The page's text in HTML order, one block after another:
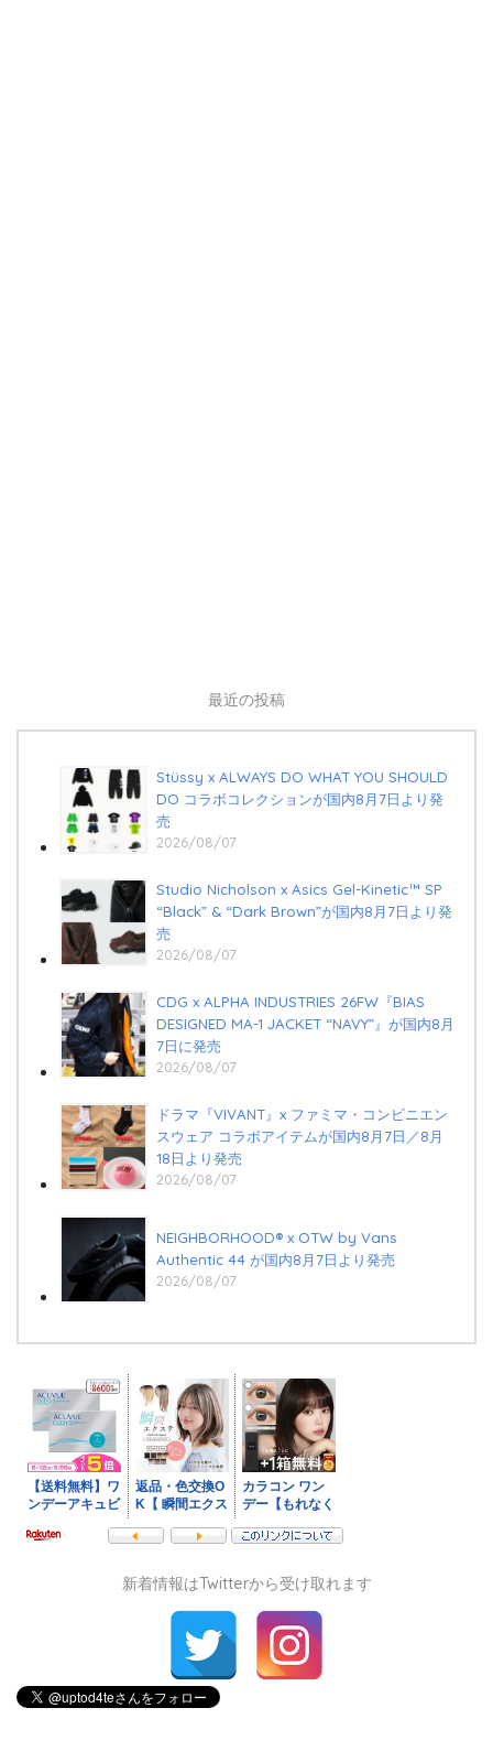
最近の投稿
Stüssy x ALWAYS DO WHAT YOU SHOULD
DO コラボコレクションが国内8月7日より発
売
2026/08/07
Studio Nicholson x Asics Gel-Kinetic™ SP
“Black” & “Dark Brown”が国内8月7日より発
売
2026/08/07
CDG x ALPHA INDUSTRIES 26FW『BIAS
DESIGNED MA-1 JACKET “NAVY”』が国内8月
7日に発売
2026/08/07
ドラマ『VIVANT』x ファミマ・コンビニエン
スウェア コラボアイテムが国内8月7日／8月
18日より発売
2026/08/07
NEIGHBORHOOD® x OTW by Vans
Authentic 44 が国内8月7日より発売
2026/08/07
新着情報はTwitterから受け取れます